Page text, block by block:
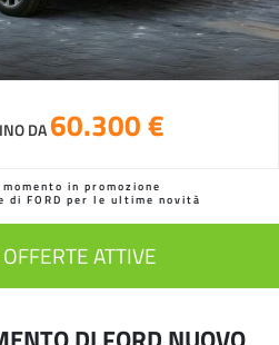
DA60.300 €
in promozione
FORD per le ultime novità
ATTIVE